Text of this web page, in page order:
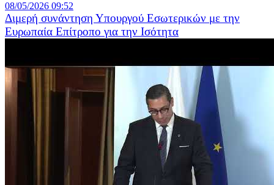
08/05/2026 09:52
Διμερή συνάντηση Υπουργού Εσωτερικών με την
Ευρωπαία Επίτροπο για την Ισότητα